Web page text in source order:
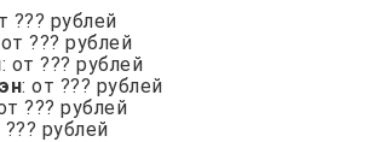
??? рублей
??? рублей
: от ??? рублей
: от ??? рублей
??? рублей
??? рублей